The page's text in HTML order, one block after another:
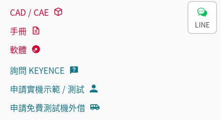
CAD / CAE
手冊
軟體
詢問 KEYENCE
申請實機示範 / 測試
申請免費測試機外借
LINE